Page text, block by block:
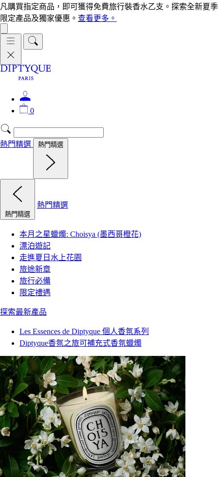
凡購買指定商品，即可獲得免費旅行裝香水乙支。探索全新夏季
限定產品及獨家優惠。 查看更多。
0
熱門精選 熱門精選
熱門精選
熱門精選
本月之星蠟燭: Choisya (墨西哥橙花)
漂泊遊記
走進夏日水上花園
旅途新章
旅行必備
限定禮遇
探索最新產品
Les Essences de Diptyque 個人香氛系列
Diptyque香氛之旅可補充式香氛蠟燭